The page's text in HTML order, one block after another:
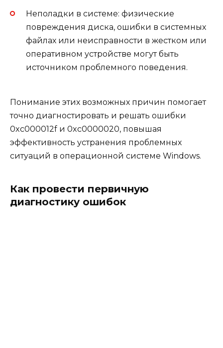
Неполадки в системе: физические
повреждения диска, ошибки в системных
файлах или неисправности в жестком или
оперативном устройстве могут быть
источником проблемного поведения.
Понимание этих возможных причин помогает
точно диагностировать и решать ошибки
0xc000012f и 0xc0000020, повышая
эффективность устранения проблемных
ситуаций в операционной системе Windows.
Как провести первичную
диагностику ошибок